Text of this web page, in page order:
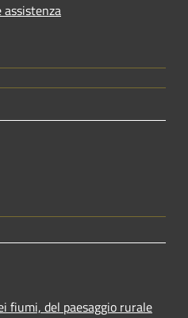
assistenza
fiumi, del paesaggio rurale